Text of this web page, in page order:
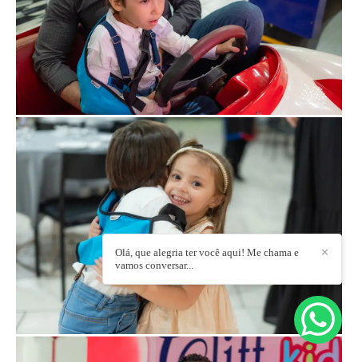
✕
Olá, que alegria ter você aqui! Me chama e
vamos conversar...